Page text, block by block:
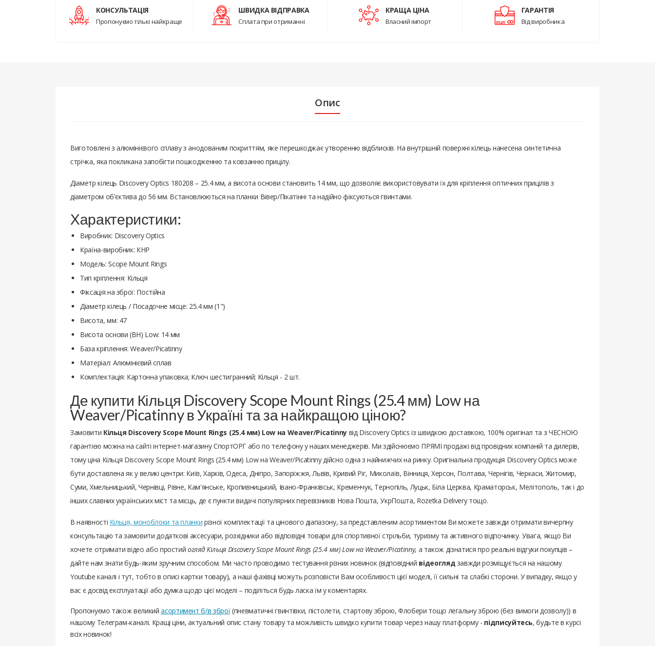
КОНСУЛЬТАЦІЯ
Пропонуємо тількі найкраще
ШВИДКА ВІДПРАВКА
Сплата при отриманні
КРАЩА ЦІНА
Власний імпорт
ГАРАНТІЯ
Від виробника
Опис
Виготовлені з алюмінієвого сплаву з анодованим покриттям, яке перешкоджає утворенню відблисків. На внутрішній поверхні кілець нанесена синтетична
стрічка, яка покликана запобігти пошкодженню та ковзанню прицілу.
Діаметр кілець Discovery Optics 180208 – 25.4 мм, а висота основи становить 14 мм, що дозволяє використовувати їх для кріплення оптичних прицілів з
діаметром об'єктива до 56 мм. Встановлюються на планки Вівер/Пікатінні та надійно фіксуються гвинтами.
Характеристики:
Виробник: Discovery Optics
Країна-виробник: КНР
Модель: Scope Mount Rings
Тип кріплення: Кільця
Фіксація на зброї: Постійна
Діаметр кілець / Посадочне місце: 25.4 мм (1")
Висота, мм: 47
Висота основи (ВН) Low: 14 мм
База кріплення: Weaver/Picatinny
Матеріал: Алюмінієвий сплав
Комплектація: Картонна упаковка; Ключ шестигранний; Кільця - 2 шт.
Де купити Кільця Discovery Scope Mount Rings (25.4 мм) Low на
Weaver/Picatinny в Україні та за найкращою ціною?
Замовити Кільця Discovery Scope Mount Rings (25.4 мм) Low на Weaver/Picatinny від Discovery Optics із швидкою доставкою, 100% оригінал та з ЧЕСНОЮ
гарантією можна на сайті інтернет-магазину СпортОРГ або по телефону у наших менеджерів. Ми здійснюємо ПРЯМІ продажі від провідних компаній та дилерів,
тому ціна Кільця Discovery Scope Mount Rings (25.4 мм) Low на Weaver/Picatinny дійсно одна з найнижчих на ринку. Оригінальна продукція Discovery Optics може
бути доставлена ​​як у великі центри: Київ, Харків, Одеса, Дніпро, Запоріжжя, Львів, Кривий Ріг, Миколаїв, Вінниця, Херсон, Полтава, Чернігів, Черкаси, Житомир,
Суми, Хмельницький, Чернівці, Рівне, Кам'янське, Кропивницький, Івано-Франківськ, Кременчук, Тернопіль, Луцьк, Біла Церква, Краматорськ, Мелітополь, так і до
інших славних українських міст та місць, де є пункти видачі популярних перевізників Нова Пошта, УкрПошта, Rozetka Delivery тощо.
В наявності Кільця, моноблоки та планки різної комплектації та цінового діапазону, за представленим асортиментом Ви можете завжди отримати вичерпну
консультацію та замовити додаткові аксесуари, розхідники або відповідні товари для спортивної стрільби, туризму та активного відпочинку. Увага, якщо Ви
хочете отримати відео або простийогляд Кільця Discovery Scope Mount Rings (25.4 мм) Low на Weaver/Picatinny, а також дізнатися про реальні відгуки покупців –
дайте нам знати будь-яким зручним способом. Ми часто проводимо тестування різних новинок (відповідний відеогляд завжди розміщується на нашому
Youtube каналі і тут, тобто в описі картки товару), а наші фахівці можуть розповісти Вам особливості цієї моделі, її сильні та слабкі сторони. У випадку, якщо у
вас є досвід експлуатації або думка щодо цієї моделі – поділіться будь ласка їм у коментарях.
Пропонуємо також великийасортимент б/в зброї(пневматичні гвинтівки, пістолети, стартову зброю, Флобери тощо легальну зброю (без вимоги дозволу)) в
нашому Телеграм-каналі. Кращі ціни, актуальний опис стану товару та можливість швидко купити товар через нашу платформу - підписуйтесь, будьте в курсі
всіх новинок!